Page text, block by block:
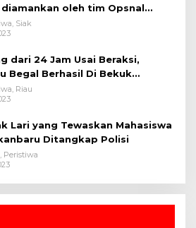
diamankan oleh tim Opsnal
Tualang-Polres Siak-Polda Riau
Siak
dari 24 Jam Usai Beraksi,
Begal Berhasil Di Bekuk
Polres Kuansing
Riau
Lari yang Tewaskan Mahasiswa
Ditangkap Polisi
Peristiwa